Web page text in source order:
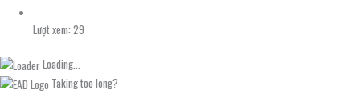
Lượt xem: 29
Loading...
Taking too long?